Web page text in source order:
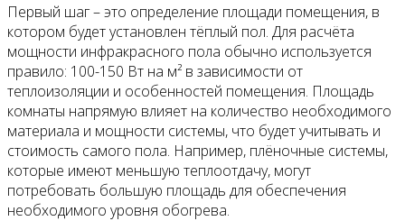
Первый шаг – это определение площади помещения, в
котором будет установлен тёплый пол. Для расчёта
мощности инфракрасного пола обычно используется
правило: 100-150 Вт на м² в зависимости от
теплоизоляции и особенностей помещения. Площадь
комнаты напрямую влияет на количество необходимого
материала и мощности системы, что будет учитывать и
стоимость самого пола. Например, плёночные системы,
которые имеют меньшую теплоотдачу, могут
потребовать большую площадь для обеспечения
необходимого уровня обогрева.